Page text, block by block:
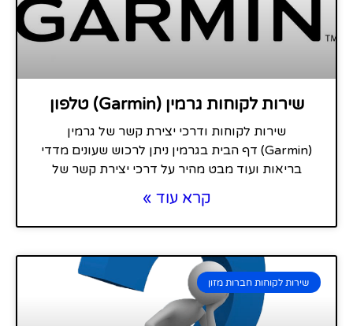
שירות לקוחות גרמין (Garmin) טלפון
שירות לקוחות ודרכי יצירת קשר של גרמין
(Garmin) דף הבית בגרמין ניתן לרכוש שעונים מדדי
בריאות ועוד מבט מהיר על דרכי יצירת קשר של
קרא עוד »
שירות לקוחות חברות מזון